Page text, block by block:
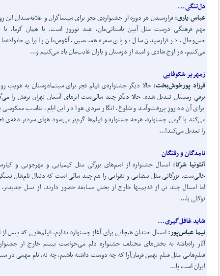
دل‌تنگی...
عباس یاری:فرارسیدن هر دوره از جشنواره‌ی فجر برای سینماگران و علاقه‌مندان این
مهم فرهنگی درست مثل آیین باستانی‌‌مان، عید نوروز است. با همان گرما، با
حس‌وحال. در فرارسیدن سال نو پای سفره هفت‌سین، آغوش‌مان را برای
می‌کنیم، در اوج شادی و امید از دوستان و یاران غایب‌مان یاد می‌کنیم و...
زمهریر شکوفایی
فرزاد پورخوشبخت:حالا دیگر جشنواره‌ی فیلم فجر برای سینمادوستان به هویتِ
برفیِ زمستان تبدیل شده. حالا دیگر چند سالی‌ست ابرهای آسمان تهران برفش را
برای آن ده روزِ پررفت‌وآمد و شلوغ. انگار سردی هوا در این ایام، تناسب معکوسی
می‌کند با گرمی جشنواره. هرچه جشنواره و فیلم‌ها گرم‌تر می‌شود هوای سردتر دهه‌ی
را تعدیل می‌کند!...
نامدگان و رفتگان
آنتونیا شرکا: امسال جشنواره از اسم‌های بزرگی مثل کیمیایی و مهرجویی و
خالی‌ست. بزرگانی مثل بیضایی و تقوایی را هم چند سالی است که دنبال نام‌شان
اما امسال چند تن از قدیمی­ها خارج از بخش مسابقه حضور دارند. از نسل جدیدتر،
توکلی با...
شاید غافلگیری...
نیما عباسپور:امسال چندان هیجانی برای آغاز جشنواره ندارم. فیلم‌هایی که پیش از
آثار راه‌یافته به بخش‌های مختلف جشنواره دلم می‌خواست ببینم خارج از
فیلم‌هایی مثل فیلم بهمن فرمان‌آرا که چه دوست داشته باشیم، چه نه، نام مهمی در
ایران است یا...